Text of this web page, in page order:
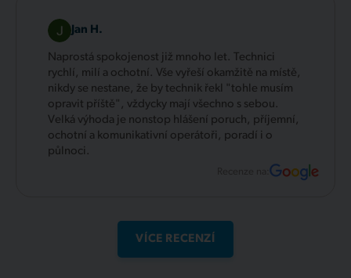
Jan H.
Naprostá spokojenost již mnoho let. Technici
rychlí, milí a ochotní. Vše vyřeší okamžitě na místě,
nikdy se nestane, že by technik řekl "tohle musím
opravit příště", vždycky mají všechno s sebou.
Velká výhoda je nonstop hlášení poruch, příjemní,
ochotní a komunikativní operátoři, poradí i o
půlnoci.
Recenze na:
VÍCE RECENZÍ